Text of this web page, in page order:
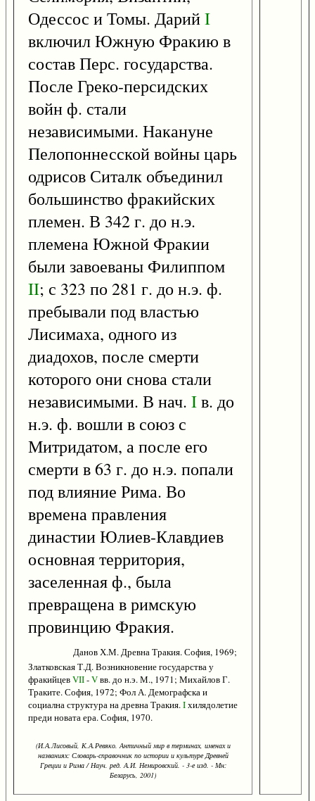
Одессос и Томы. ДарийI
включил Южную Фракию в
состав Перс. государства.
После Греко-персидских
войн ф. стали
независимыми. Накануне
Пелопоннесской войны царь
одрисов Ситалк объединил
большинство фракийских
племен. В 342 г. до н.э.
племена Южной Фракии
были завоеваны Филиппом
II; с 323 по 281 г. до н.э. ф.
пребывали под властью
Лисимаха, одного из
диадохов, после смерти
которого они снова стали
независимыми. В нач. Iв. до
н.э. ф. вошли в союз с
Митридатом, а после его
смерти в 63 г. до н.э. попали
под влияние Рима. Во
времена правления
династии Юлиев-Клавдиев
основная территория,
заселенная ф., была
превращена в римскую
провинцию Фракия.
Данов Х.М. Древна Тракия. София, 1969;
Златковская Т.Д. Возникновение государства у
фракийцевVII-Vвв. до н.э. М., 1971; Михайлов Г.
Траките. София, 1972; Фол А. Демографска и
социална структура на древна Тракия.Iхилядолетие
преди новата ера. София, 1970.
(И.А.Лисовый, К.А.Ревяко. Античный мир в терминах, именах и
названиях: Словарь-справочник по истории и культуре Древней
Греции и Рима / Науч. ред. А.И. Немировский. - 3-е изд. - Мн:
Беларусь, 2001)